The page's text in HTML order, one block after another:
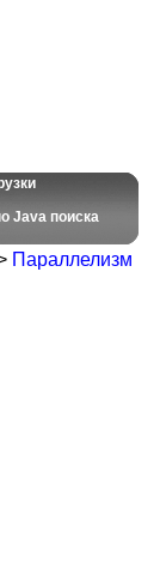
Java поиска
Параллелизм